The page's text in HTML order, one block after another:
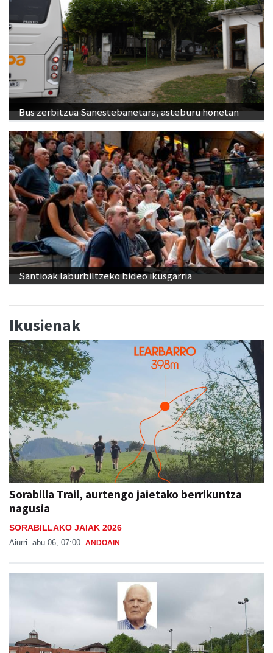
Bus zerbitzua Sanestebanetara, asteburu honetan
Santioak laburbiltzeko bideo ikusgarria
Ikusienak
Sorabilla Trail, aurtengo jaietako berrikuntza
nagusia
SORABILLAKO JAIAK 2026
Aiurri abu 06, 07:00 ANDOAIN